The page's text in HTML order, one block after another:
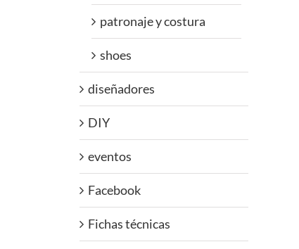
patronaje y costura
shoes
diseñadores
DIY
eventos
Facebook
Fichas técnicas